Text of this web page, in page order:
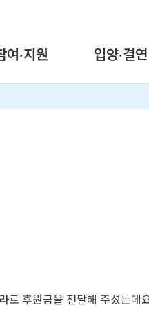
여·지원 입양·결연
후원금을 전달해 주셨는데